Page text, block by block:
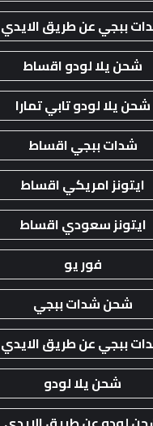
ببجي عن طريق الايدي
شحن يلا لودو اقساط
شحن يلا لودو تابي تمارا
شدات ببجي اقساط
ايتونز امريكي اقساط
ايتونز سعودي اقساط
فور يو
شحن شدات ببجي
ببجي عن طريق الايدي
شحن يلا لودو